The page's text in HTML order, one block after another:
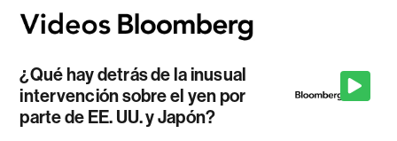
¿Qué hay detrás de la inusual
intervención sobre el yen por
parte de EE. UU. y Japón?